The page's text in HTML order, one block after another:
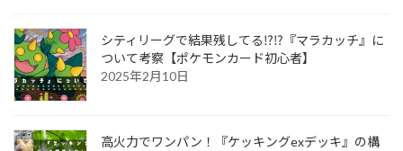
シティリーグで結果残してる⁉︎⁉︎『マラカッチ』に
ついて考察【ポケモンカード初心者】
2025年2月10日
高火力でワンパン！『ケッキングexデッキ』の構